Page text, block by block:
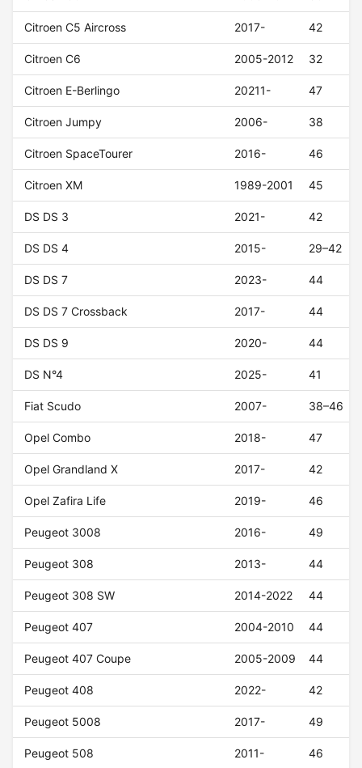
Citroen C5 Aircross 2017- 42
Citroen C6 2005-2012 32
Citroen E-Berlingo 20211- 47
Citroen Jumpy 2006- 38
Citroen SpaceTourer 2016- 46
Citroen XM 1989-2001 45
DS DS 3 2021- 42
DS DS 4 2015- 29–42
DS DS 7 2023- 44
DS DS 7 Crossback 2017- 44
DS DS 9 2020- 44
DS N°4 2025- 41
Fiat Scudo 2007- 38–46
Opel Combo 2018- 47
Opel Grandland X 2017- 42
Opel Zafira Life 2019- 46
Peugeot 3008 2016- 49
Peugeot 308 2013- 44
Peugeot 308 SW 2014-2022 44
Peugeot 407 2004-2010 44
Peugeot 407 Coupe 2005-2009 44
Peugeot 408 2022- 42
Peugeot 5008 2017- 49
Peugeot 508 2011- 46